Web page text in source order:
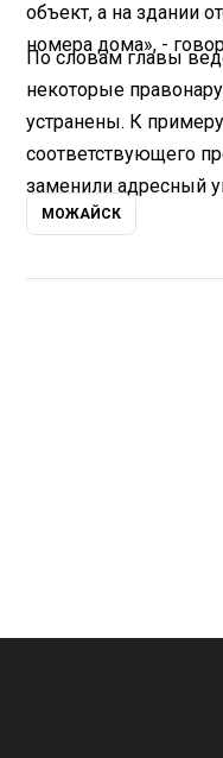
объект, а на здании
номера дома», -
По словам главы
некоторые
устранены. К
соответствующего
заменили адресный
МОЖАЙСК